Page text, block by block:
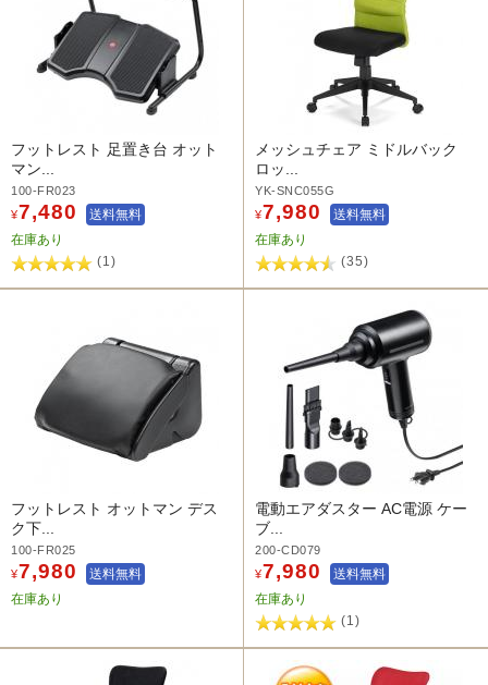
フットレスト 足置き台 オット
マン...
100-FR023
¥7,480
送料無料
在庫あり
(1)
メッシュチェア ミドルバック
ロッ...
YK-SNC055G
¥7,980
送料無料
在庫あり
(35)
フットレスト オットマン デス
ク下...
100-FR025
¥7,980
送料無料
在庫あり
電動エアダスター AC電源 ケー
ブ...
200-CD079
¥7,980
送料無料
在庫あり
(1)